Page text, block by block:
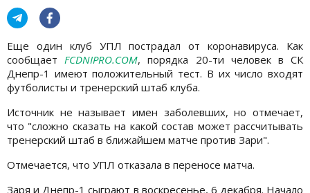
Еще один клуб УПЛ пострадал от коронавируса. Как
сообщает FCDNIPRO.COM, порядка 20-ти человек в СК
Днепр-1 имеют положительный тест. В их число входят
футболисты и тренерский штаб клуба.
Источник не называет имен заболевших, но отмечает,
что "сложно сказать на какой состав может рассчитывать
тренерский штаб в ближайшем матче против Зари".
Отмечается, что УПЛ отказала в переносе матча.
Заря и Днепр-1 сыграют в воскресенье, 6 декабря. Начало